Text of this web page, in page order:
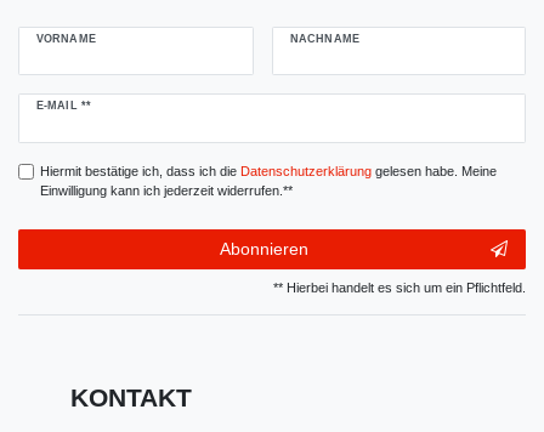
VORNAME NACHNAME
E-MAIL **
Newsletter
Hiermit bestätige ich, dass ich die Daten­schutz­erklärunggelesen habe. Meine
Einwilligung kann ich jederzeit widerrufen.**
Abonnieren
** Hierbei handelt es sich um ein Pflichtfeld.
KONTAKT